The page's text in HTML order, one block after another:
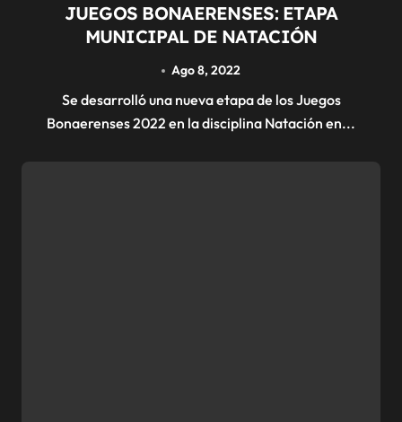
JUEGOS BONAERENSES: ETAPA
MUNICIPAL DE NATACIÓN
Ago 8, 2022
Se desarrolló una nueva etapa de los Juegos
Bonaerenses 2022 en la disciplina Natación en...